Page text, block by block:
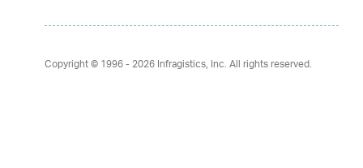
Copyright © 1996 - 2026Infragistics, Inc. All rights reserved.